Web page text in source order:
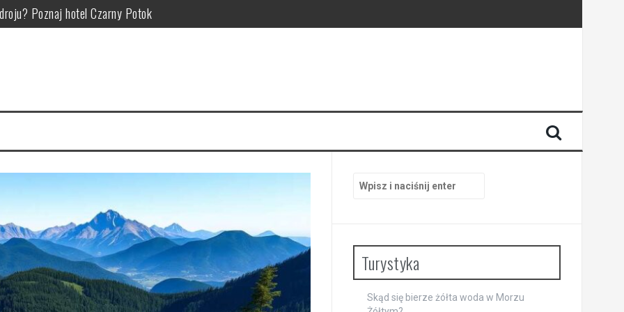
polega, kiedy pomaga i jak go wykonywać w ramach rehabilitacji
okolicy – jak wybrać nocleg pod kątem atrakcji i relaksu?
atrakcje i wypoczynek dla każdego pokolenia
Turystyka
Skąd się bierze żółta woda w Morzu